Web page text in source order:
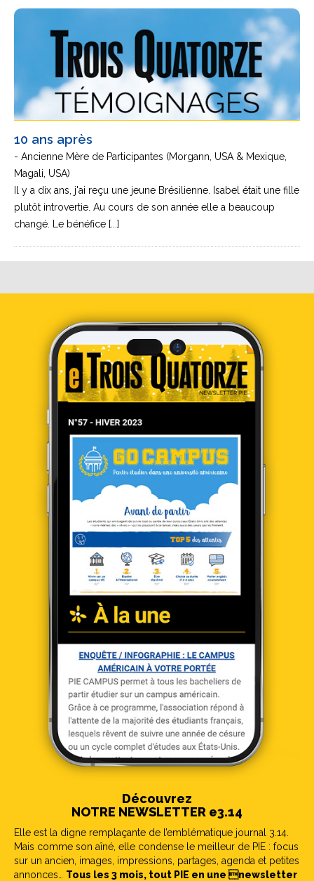
10 ans après
- Ancienne Mère de Participantes (Morgann, USA & Mexique,
Magali, USA)
Il y a dix ans, j'ai reçu une jeune Brésilienne. Isabel était une fille
plutôt introvertie. Au cours de son année elle a beaucoup
changé. Le bénéfice [...]
Découvrez
NOTRE NEWSLETTER e3.14
Elle est la digne remplaçante de l’emblématique journal 3.14.
Mais comme son aîné, elle condense le meilleur de PIE : focus
sur un ancien, images, impressions, partages, agenda et petites
annonces… Tous les 3 mois, tout PIE en une newsletter